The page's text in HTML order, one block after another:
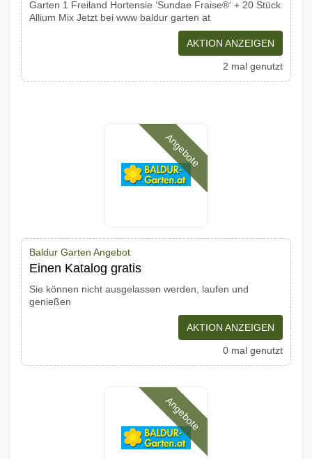
Garten 1 Freiland Hortensie ‘Sundae Fraise®‘ + 20 Stück
Allium Mix Jetzt bei www baldur garten at
AKTION ANZEIGEN
2 mal genutzt
Angebote
Baldur Garten Angebot
Einen Katalog gratis
Sie können nicht ausgelassen werden, laufen und
genießen
AKTION ANZEIGEN
0 mal genutzt
Angebote